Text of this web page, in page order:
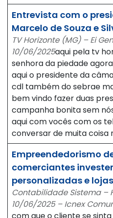
Entrevista com o
Marcelo de Souza e
TV Horizonte (MG) – Ei
10/06/2025aqui pela tv
senhora da piedade
aqui o presidente da
cdl também do sebrae
bem vindo fazer duas
campanha bonita sem
aqui com vocês com os
conversar de muita coisa
Empreendedorismo
comerciantes
personalizadas e
Contabilidade Sistema –
10/06/2025 – Icnex
com que o cliente se